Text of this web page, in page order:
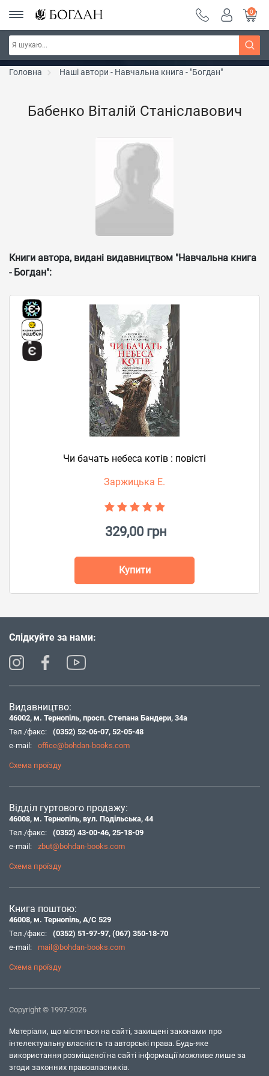
Серія "Вандербікери" ~ знижка 25%
0
Головна Наші автори - Навчальна книга - "Богдан"
Бабенко Віталій Станіславович
Книги автора, видані видавництвом "Навчальна книга
- Богдан":
Чи бачать небеса котів : повісті
Заржицька Е.
329,00 грн
Купити
Слідкуйте за нами:
Видавництво:
46002, м. Тернопіль, просп. Степана Бандери, 34а
Тел./факс:
(0352) 52-06-07, 52-05-48
e-mail:
office@bohdan-books.com
Схема проїзду
Відділ гуртового продажу:
46008, м. Тернопіль, вул. Подільська, 44
Тел./факс:
(0352) 43-00-46, 25-18-09
e-mail:
zbut@bohdan-books.com
Схема проїзду
Книга поштою:
46008, м. Тернопіль, А/С 529
Тел./факс:
(0352) 51-97-97, (067) 350-18-70
e-mail:
mail@bohdan-books.com
Схема проїзду
Copyright © 1997-2026
Матеріали, що містяться на сайті, захищені законами про
інтелектуальну власність та авторські права. Будь-яке
використання розміщеної на сайті інформації можливе лише за
згоди законних правовласників.